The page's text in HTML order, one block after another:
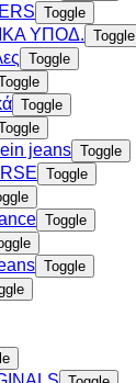
Toggle
ΥΠΟΔ. Toggle
Toggle
Toggle
jeans Toggle
Toggle
Toggle
Toggle